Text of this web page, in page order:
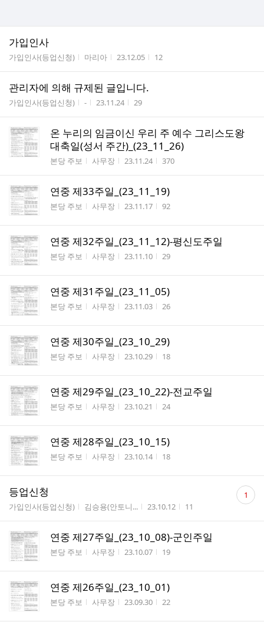
가입인사
게시판명
가입인사(등업신청) 작성자
마리아 작성시간
23.12.05 조회수
12
관리자에 의해 규제된 글입니다.
게시판명
가입인사(등업신청) 작성자
- 작성시간
23.11.24 조회수
29
온 누리의 임금이신 우리 주 예수 그리스도왕
대축일(성서 주간)_(23_11_26)
게시판명
본당 주보 작성자
사무장 작성시간
23.11.24 조회수
370
연중 제33주일_(23_11_19)
게시판명
본당 주보 작성자
사무장 작성시간
23.11.17 조회수
92
연중 제32주일_(23_11_12)-평신도주일
게시판명
본당 주보 작성자
사무장 작성시간
23.11.10 조회수
29
연중 제31주일_(23_11_05)
게시판명
본당 주보 작성자
사무장 작성시간
23.11.03 조회수
26
연중 제30주일_(23_10_29)
게시판명
본당 주보 작성자
사무장 작성시간
23.10.29 조회수
18
연중 제29주일_(23_10_22)-전교주일
게시판명
본당 주보 작성자
사무장 작성시간
23.10.21 조회수
24
연중 제28주일_(23_10_15)
게시판명
본당 주보 작성자
사무장 작성시간
23.10.14 조회수
18
등업신청
게시판명
가입인사(등업신청) 작성자
김승용(안토니... 작성시간
23.10.12 조회수
11
댓
글 1
연중 제27주일_(23_10_08)-군인주일
게시판명
본당 주보 작성자
사무장 작성시간
23.10.07 조회수
19
연중 제26주일_(23_10_01)
게시판명
본당 주보 작성자
사무장 작성시간
23.09.30 조회수
22